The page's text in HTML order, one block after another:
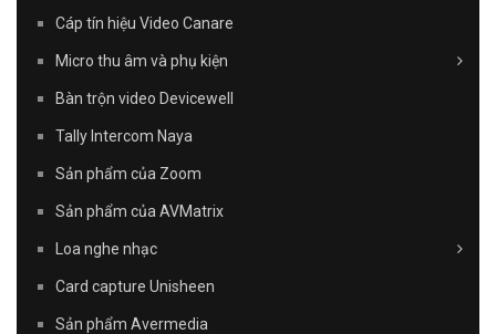
Cáp tín hiệu Video Canare
Micro thu âm và phụ kiện
Bàn trộn video Devicewell
Tally Intercom Naya
Sản phẩm của Zoom
Sản phẩm của AVMatrix
Loa nghe nhạc
Card capture Unisheen
Sản phẩm Avermedia